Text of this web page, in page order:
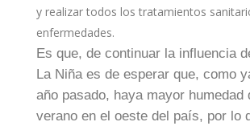
y realizar todos los tratamientos
enfermedades.
Es que, de continuar la influencia
La Niña es de esperar que, como
año pasado, haya mayor humedad
verano en el oeste del país, por lo